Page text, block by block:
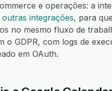
e operações: a
outras integrações, para
no mesmo fluxo de
GDPR, com logs de
em OAuth.